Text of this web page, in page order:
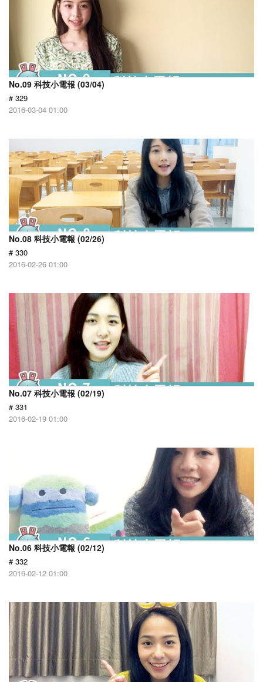
No.09 科技小電報 (03/04)
# 329
2016-03-04 01:00
No.08 科技小電報 (02/26)
# 330
2016-02-26 01:00
No.07 科技小電報 (02/19)
# 331
2016-02-19 01:00
No.06 科技小電報 (02/12)
# 332
2016-02-12 01:00